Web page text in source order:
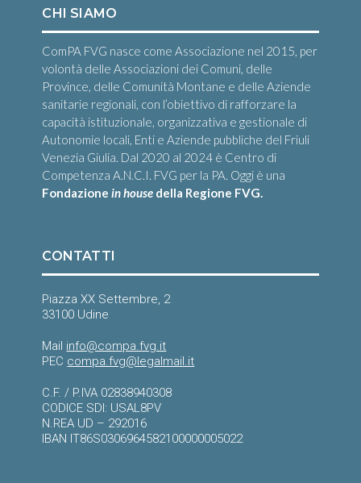
CHI SIAMO
ComPA FVG nasce come Associazione nel 2015, per
volontà delle Associazioni dei Comuni, delle
Province, delle Comunità Montane e delle Aziende
sanitarie regionali, con l’obiettivo di rafforzare la
capacità istituzionale, organizzativa e gestionale di
Autonomie locali, Enti e Aziende pubbliche del Friuli
Venezia Giulia. Dal 2020 al 2024 è Centro di
Competenza A.N.C.I. FVG per la PA. Oggi è una
Fondazionein house della Regione FVG.
CONTATTI
Piazza XX Settembre, 2
33100 Udine
Mail info@compa.fvg.it
PEC compa.fvg@legalmail.it
C.F. / P.IVA 02838940308
CODICE SDI: USAL8PV
N.REA UD – 292016
IBAN IT86S0306964582100000005022